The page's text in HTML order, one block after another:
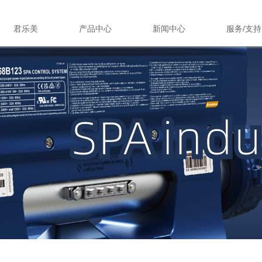
君乐美 产品中心 新闻中心 服务/支持